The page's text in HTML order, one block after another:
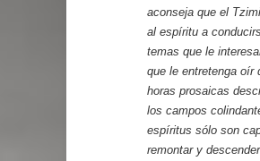
aconseja que el
al espíritu a
temas que le
que le entretenga oír
horas prosaicas
los campos
espíritus sólo son
remontar y